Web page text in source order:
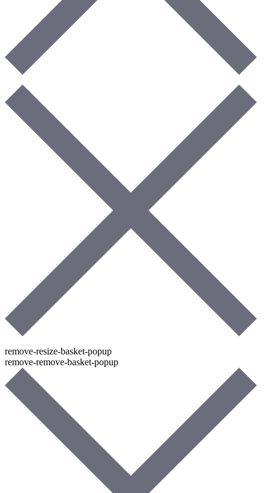
remove-resize-basket-popup
remove-remove-basket-popup